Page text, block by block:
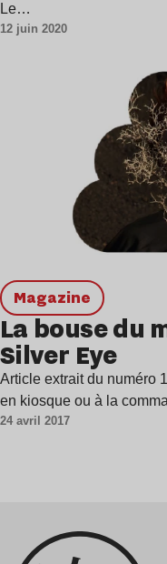
Le…
12 juin 2020
magazine
La bouse du
Silver Eye
Article extrait du numéro
en kiosque ou à la
24 avril 2017